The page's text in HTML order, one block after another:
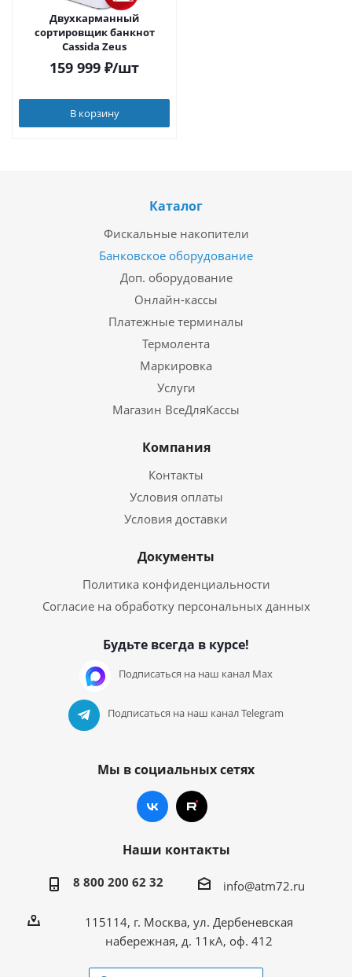
Двухкарманный
сортировщик банкнот
Cassida Zeus
159 999 ₽/шт
В корзину
Каталог
Фискальные накопители
Банковское оборудование
Доп. оборудование
Онлайн-кассы
Платежные терминалы
Термолента
Маркировка
Услуги
Магазин ВсеДляКассы
Компания
Контакты
Условия оплаты
Условия доставки
Документы
Политика конфиденциальности
Согласие на обработку персональных данных
Будьте всегда в курсе!
Подписаться на наш канал Max
Подписаться на наш канал Telegram
Мы в социальных сетях
Наши контакты
8 800 200 62 32 info@atm72.ru
115114, г. Москва, ул. Дербеневская
набережная, д. 11кА, оф. 412